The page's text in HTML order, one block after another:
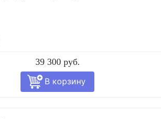
39 300 руб.